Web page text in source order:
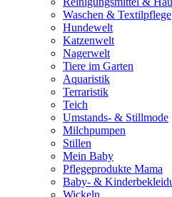
Waschen & Textilpflege
Hundewelt
Katzenwelt
Nagerwelt
Tiere im Garten
Aquaristik
Terraristik
Teich
Umstands- & Stillmode
Milchpumpen
Stillen
Mein Baby
Pflegeprodukte Mama
Baby- &
Wickeln